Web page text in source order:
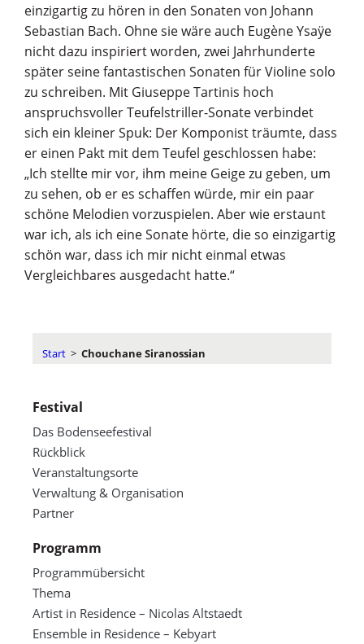
einzigartig zu hören in den Sonaten von Johann
Sebastian Bach. Ohne sie wäre auch Eugène Ysaÿe
nicht dazu inspiriert worden, zwei Jahrhunderte
später seine fantastischen Sonaten für Violine solo
zu schreiben. Mit Giuseppe Tartinis hoch
anspruchsvoller Teufelstriller-Sonate verbindet
sich ein kleiner Spuk: Der Komponist träumte, dass
er einen Pakt mit dem Teufel geschlossen habe:
„Ich stellte mir vor, ihm meine Geige zu geben, um
zu sehen, ob er es schaffen würde, mir ein paar
schöne Melodien vorzuspielen. Aber wie erstaunt
war ich, als ich eine Sonate hörte, die so einzigartig
schön war, dass ich mir nicht einmal etwas
Vergleichbares ausgedacht hatte.“
Start> Chouchane Siranossian
Festival
Das Bodenseefestival
Rückblick
Veranstaltungsorte
Verwaltung & Organisation
Partner
Programm
Programmübersicht
Thema
Artist in Residence – Nicolas Altstaedt
Ensemble in Residence – Kebyart